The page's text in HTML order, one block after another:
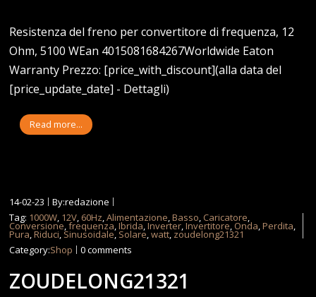
Resistenza del freno per convertitore di frequenza, 12
Ohm, 5100 WEan 4015081684267Worldwide Eaton
Warranty Prezzo: [price_with_discount](alla data del
[price_update_date] - Dettagli)
Read more...
14-02-23
By:redazione
Tag: 1000W, 12V, 60Hz,Alimentazione,Basso, Caricatore,
Conversione,frequenza,Ibrida,Inverter,Invertitore, Onda,Perdita,
Pura,Riduci, Sinusoidale, Solare,watt, zoudelong21321
Category:Shop 0 comments
ZOUDELONG21321